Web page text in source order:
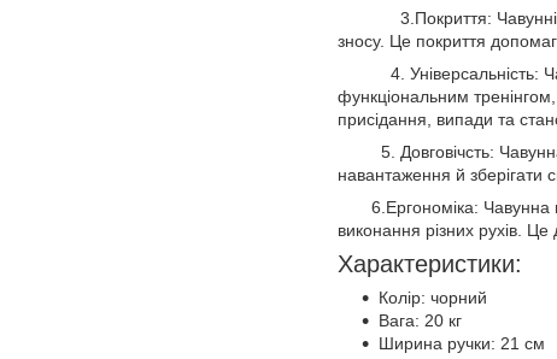
3.Покриття: Чавунні гирі
зносу. Це покриття
4. Універсальність:
функціональним
присідання, випади та
5. Довговічсть: Чавунна
навантаження й зберігати
6.Ергономіка: Чавунна
виконання різних рухів.
Характеристики:
Колір: чорний
Вага: 20 кг
Ширина ручки: 21 см